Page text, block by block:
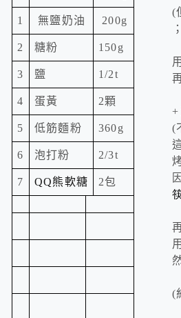
(
+
(
(
1 無鹽奶油 200g
2 糖粉 150g
3 鹽 1/2t
4 蛋黃 2顆
5 低筋麵粉 360g
6 泡打粉 2/3t
7 QQ熊軟糖 2包